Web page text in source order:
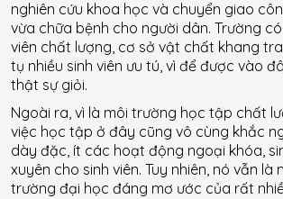
nghiên cứu khoa học và chuyển giao
vừa chữa bệnh cho người dân. Trường
viên chất lượng, cơ sở vật chất khang
tụ nhiều sinh viên ưu tú, vì để được vào
thật sự giỏi.
Ngoài ra, vì là môi trường học tập chất
việc học tập ở đây cũng vô cùng khắc
dày đặc, ít các hoạt động ngoại khóa,
xuyên cho sinh viên. Tuy nhiên, nó vẫn
trường đại học đáng mơ ước của rất